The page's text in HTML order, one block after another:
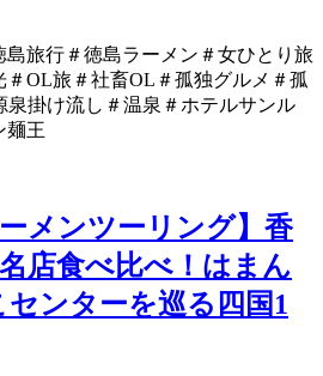
島旅行＃徳島ラーメン＃女ひとり旅
＃OL旅＃社畜OL＃孤独グルメ＃孤
泉掛け流し＃温泉＃ホテルサンル
麺王
ーメンツーリング】香
店食べ比べ！はまん
センターを巡る四国1